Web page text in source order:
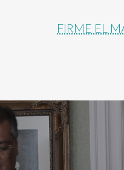
FIRME EL